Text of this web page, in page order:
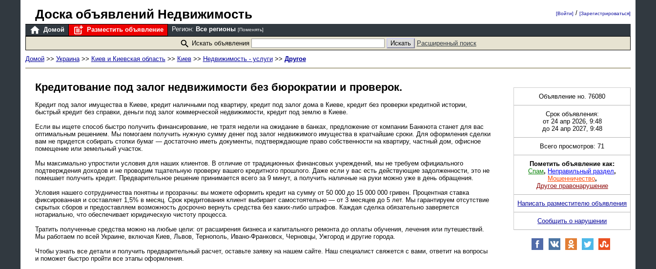
Доска объявлений Недвижимость [Войти] /[Зарегистрироваться]
Домой Разместить объявление Регион: Все регионы [Поменять]
Искать объявления Расширенный поиск
Домой>> Украина>> Киев и Киевская область>> Киев>> Недвижимость - услуги>> Другое
Кредитование под залог недвижимости без бюрократии и проверок.
Кредит под залог имущества в Киеве, кредит наличными под квартиру, кредит под залог дома в Киеве, кредит без проверки кредитной истории,
быстрый кредит без справки, деньги под залог коммерческой недвижимости, кредит под землю в Киеве.
Если вы ищете способ быстро получить финансирование, не тратя недели на ожидание в банках, предложение от компании Банкнота станет для вас
оптимальным решением. Мы помогаем получить нужную сумму денег под залог недвижимого имущества в кратчайшие сроки. Для оформления сделки
вам не придется собирать стопки бумаг — достаточно иметь документы, подтверждающие право собственности на квартиру, частный дом, офисное
помещение или земельный участок.
Мы максимально упростили условия для наших клиентов. В отличие от традиционных финансовых учреждений, мы не требуем официального
подтверждения доходов и не проводим тщательную проверку вашего кредитного прошлого. Даже если у вас есть действующие задолженности, это не
помешает получить кредит. Предварительное решение принимается всего за 9 минут, а получить наличные на руки можно уже в день обращения.
Условия нашего сотрудничества понятны и прозрачны: вы можете оформить кредит на сумму от 50 000 до 15 000 000 гривен. Процентная ставка
фиксированная и составляет 1,5% в месяц. Срок кредитования клиент выбирает самостоятельно — от 3 месяцев до 5 лет. Мы гарантируем отсутствие
скрытых сборов и предоставляем возможность досрочно вернуть средства без каких-либо штрафов. Каждая сделка обязательно заверяется
нотариально, что обеспечивает юридическую чистоту процесса.
Тратить полученные средства можно на любые цели: от расширения бизнеса и капитального ремонта до оплаты обучения, лечения или путешествий.
Мы работаем по всей Украине, включая Киев, Львов, Тернополь, Ивано-Франковск, Черновцы, Ужгород и другие города.
Чтобы узнать все детали и получить предварительный расчет, оставьте заявку на нашем сайте. Наш специалист свяжется с вами, ответит на вопросы
и поможет быстро пройти все этапы оформления.
Объявление но. 76080
Срок объявления:
от 24 апр 2026, 9:48
до 24 апр 2027, 9:48
Всего просмотров: 71
Пометить объявление как:
Спам, Неправильный раздел,
Мошенничество,
Другое правонарушение
Написать разместителю объявления
Сообщить о нарушении